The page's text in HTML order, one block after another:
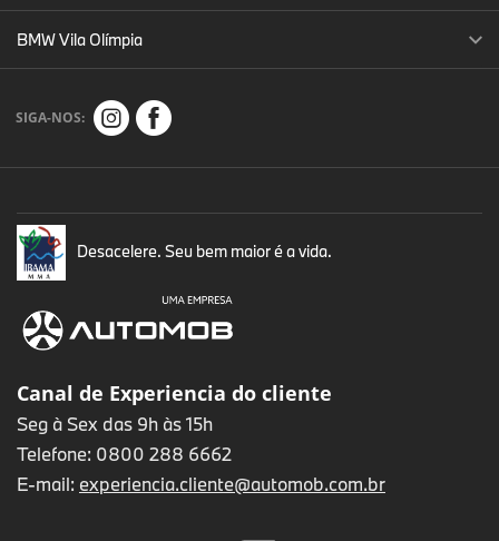
BMW Vila Olímpia
SIGA-NOS:
Desacelere. Seu bem maior é a vida.
Canal de Experiencia do cliente
Seg à Sex das 9h às 15h
Telefone: 0800 288 6662
E-mail: experiencia.cliente@automob.com.br